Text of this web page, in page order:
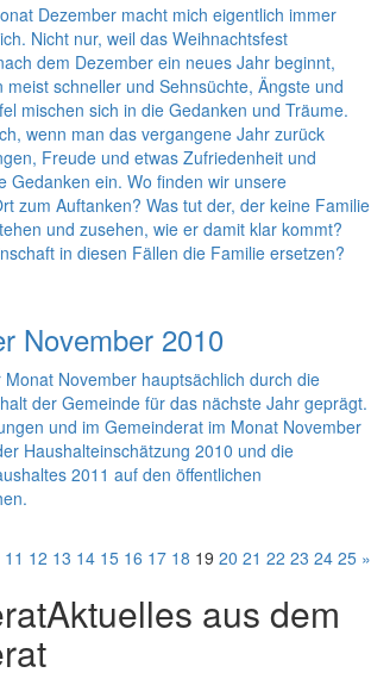
Dezember macht mich eigentlich immer
Nicht nur, weil das Weihnachtsfest
dem Dezember ein neues Jahr beginnt,
schneller und Sehnsüchte, Ängste und
mischen sich in die Gedanken und Träume.
wenn man das vergangene Jahr zurück
Freude und etwas Zufriedenheit und
Gedanken ein. Wo finden wir unsere
zum Auftanken? Was tut der, der keine Familie
und zusehen, wie er damit klar kommt?
in diesen Fällen die Familie ersetzen?
November 2010
November hauptsächlich durch die
der Gemeinde für das nächste Jahr geprägt.
und im Gemeinderat im Monat November
Haushalteinschätzung 2010 und die
2011 auf den öffentlichen
11 12 13 14 15 16 17 18 19 20 21 22 23 24 25 »
Aktuelles aus dem